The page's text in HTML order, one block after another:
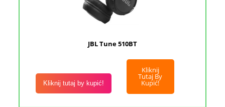
JBL Tune 510BT
Kliknij tutaj by kupić!
Kliknij
Tutaj By
Kupić!